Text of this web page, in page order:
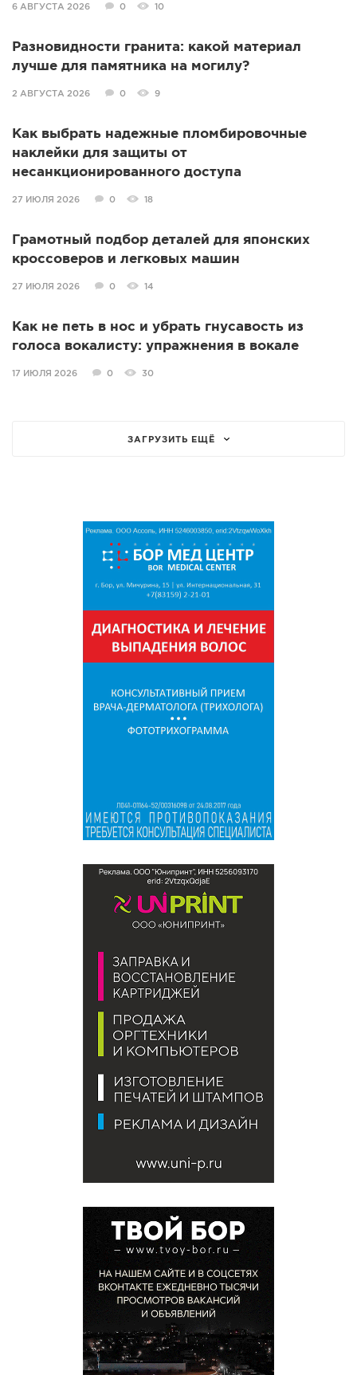
6 АВГУСТА 2026 0 10
Разновидности гранита: какой материал
лучше для памятника на могилу?
2 АВГУСТА 2026 0 9
Как выбрать надежные пломбировочные
наклейки для защиты от
несанкционированного доступа
27 ИЮЛЯ 2026 0 18
Грамотный подбор деталей для японских
кроссоверов и легковых машин
27 ИЮЛЯ 2026 0 14
Как не петь в нос и убрать гнусавость из
голоса вокалисту: упражнения в вокале
17 ИЮЛЯ 2026 0 30
ЗАГРУЗИТЬ ЕЩЁ